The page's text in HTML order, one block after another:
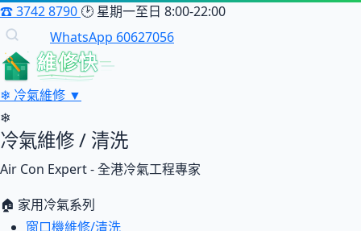
☎3742 8790 🕑 星期一至日 8:00-22:00
WhatsApp 60627056
維修快
❄ 冷氣維修 ▼
❄
冷氣維修 / 清洗
Air Con Expert - 全港冷氣工程專家
🏠 家用冷氣系列
窗口機維修/清洗